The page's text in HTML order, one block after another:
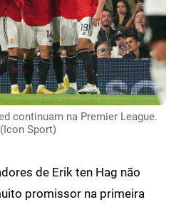
continuam na Premier League.
(Icon Sport)
de Erik ten Hag não
promissor na primeira